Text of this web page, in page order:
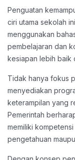
Penguatan
ciri utama sekolah
menggunakan
pembelajaran dan
kesiapan lebih baik
Tidak hanya fokus
menyediakan
keterampilan yang
Pemerintah
memiliki
pengetahuan